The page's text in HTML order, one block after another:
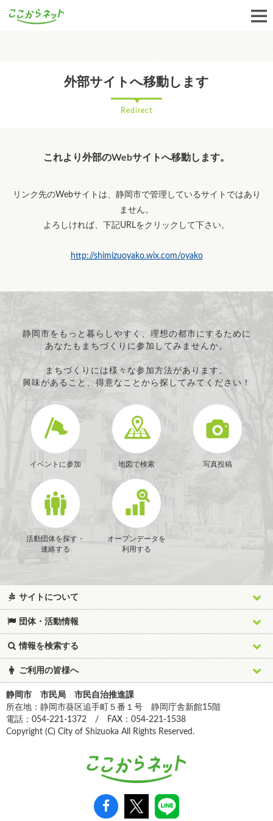
外部サイトへ移動します
Redirect
これより外部のWebサイトへ移動します。
リンク先のWebサイトは、静岡市で管理しているサイトではあり
ません。
よろしければ、下記URLをクリックして下さい。
http://shimizuoyako.wix.com/oyako
静岡市をもっと暮らしやすく、理想の都市にするために
あなたもまちづくりに参加してみませんか。
まちづくりには様々な参加方法があります。
興味があること、得意なことから探してみてください！
イベントに参加 地図で検索 写真投稿
活動団体を探す・
連絡する
オープンデータを
利用する
サイトについて
団体・活動情報
情報を検索する
ご利用の皆様へ
静岡市 市民局 市民自治推進課
所在地：静岡市葵区追手町５番１号 静岡庁舎新館15階
電話：054-221-1372 / FAX：054-221-1538
Copyright (C) City of Shizuoka All Rights Reserved.